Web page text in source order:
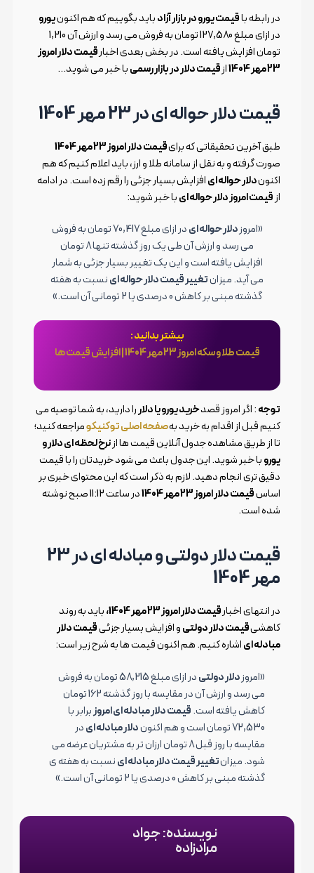
در رابطه باقیمت یورو در بازار آزادباید بگوییم که هم اکنونیورو
در ازای مبلغ 127,580 تومان به فروش می رسد و ارزش آن 1,210
تومان افزایش یافته است. در بخش بعدی اخبارقیمت دلار امروز
23 مهر 1404
ازقیمت دلار در بازار رسمیبا خبر می شوید…
قیمت دلار حواله ای در 23 مهر 1404
طبق آخرین تحقیقاتی که برایقیمت دلار امروز 23 مهر 1404
صورت گرفته و به نقل از سامانه طلا و ارز، باید اعلام کنیم که هم
اکنوندلار حواله ایافزایش بسیار جزئی را رقم زده است. در ادامه
از قیمت امروز دلار حواله ایبا خبر شوید:
«امروزدلار حواله ای
در ازای مبلغ 70,417 تومان به فروش
می رسد و ارزش آن طی یک روز گذشته تنها 8 تومان
افزایش یافته است و این یک تغییر بسیار جزئی به شمار
می آید. میزانتغییر قیمت دلار حواله اینسبت به هفته
گذشته مبنی بر کاهش 0 درصدی یا 2 تومانی آن است.»
بیشتر بدانید :
قیمت طلا و سکه امروز 23 مهر 1404 | افزایش قیمت ها
توجه️: اگر امروز قصدخرید یورو یا دلاررا دارید، به شما توصیه می
کنیم قبل از اقدام به خرید بهصفحه اصلی توکنیکومراجعه کنید؛
تا از طریق مشاهده جدول آنلاین قیمت ها ازنرخ لحظه ای دلار و
یوروبا خبر شوید. این جدول باعث می شود خریدتان را با قیمت
دقیق تری انجام دهید. لازم به ذکر است که این محتوای خبری بر
اساسقیمت دلار امروز 23 مهر 1404
در ساعت 11:12 صبح نوشته
شده است.
قیمت دلار دولتی و مبادله ای در 23
مهر 1404
در انتهای اخبارقیمت دلار امروز 23 مهر 1404،
باید به روند
کاهشیقیمت دلار دولتیو افزایش بسیار جزئیقیمت دلار
مبادله ایاشاره کنیم. هم اکنون قیمت ها به شرح زیر است:
«امروزدلار دولتی
در ازای مبلغ 58,215 تومان به فروش
می رسد و ارزش آن در مقایسه با روز گذشته 162 تومان
کاهش یافته است.قیمت دلار مبادله ای امروزبرابر با
72,530 تومان است و هم اکنون
دلار مبادله ایدر
مقایسه با روز قبل 8 تومان ارزان تر به مشتریان عرضه می
شود. میزانتغییر قیمت دلار مبادله اینسبت به هفته ی
گذشته مبنی بر کاهش 0 درصدی یا 2 تومانی آن است.»
نویسنده: جواد
مرادزاده